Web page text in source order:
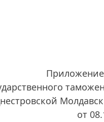
от